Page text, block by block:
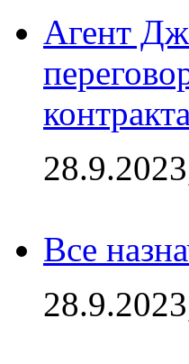
Агент
контракта
Все